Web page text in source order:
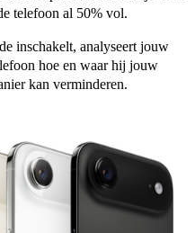
telefoon al 50% vol.
inschakelt, analyseert jouw
hoe en waar hij jouw
kan verminderen.